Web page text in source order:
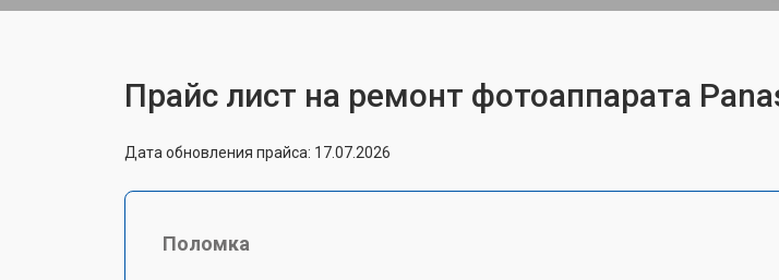
Прайс лист на ремонт фотоаппарата
Дата обновления прайса: 17.07.2026
Поломка